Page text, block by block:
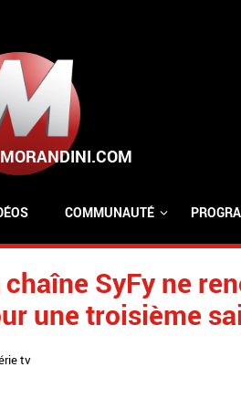
COMMUNAUTÉ
chaîne SyFy ne
une troisième
tv